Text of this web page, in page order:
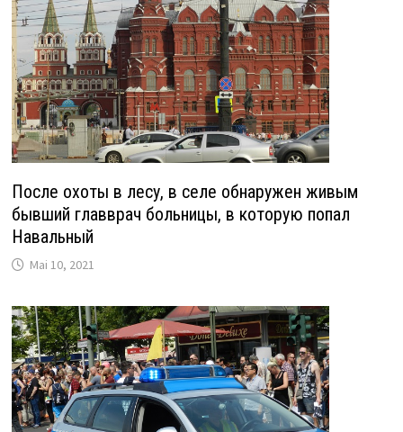
После охоты в лесу, в селе обнаружен живым
бывший главврач больницы, в которую попал
Навальный
Mai 10, 2021